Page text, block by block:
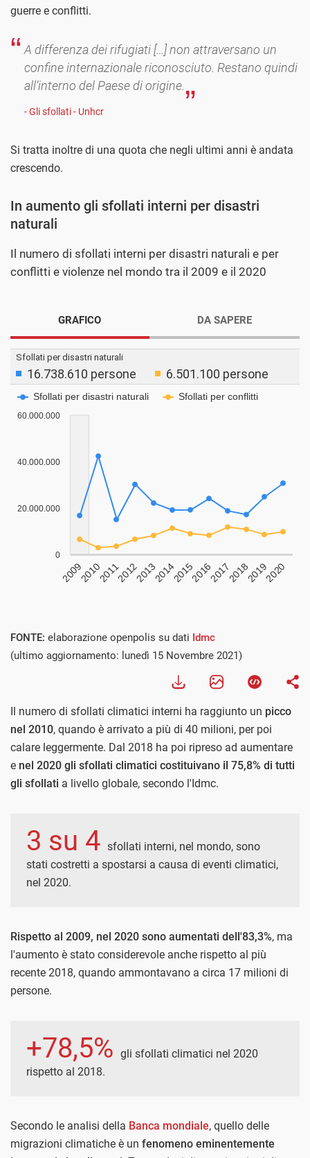
guerre e conflitti.
A differenza dei rifugiati […] non attraversano un
confine internazionale riconosciuto. Restano quindi
all’interno del Paese di origine.
- Gli sfollati - Unhcr
Si tratta inoltre di una quota che negli ultimi anni è andata
crescendo.
In aumento gli sfollati interni per disastri
naturali
Il numero di sfollati interni per disastri naturali e per
conflitti e violenze nel mondo tra il 2009 e il 2020
GRAFICO DA SAPERE
FONTE: elaborazione openpolis su dati Idmc
(ultimo aggiornamento: lunedì 15 Novembre 2021)
Il numero di sfollati climatici interni ha raggiunto un picco
nel 2010, quando è arrivato a più di 40 milioni, per poi
calare leggermente. Dal 2018 ha poi ripreso ad aumentare
e nel 2020 gli sfollati climatici costituivano il 75,8% di tutti
gli sfollati a livello globale, secondo l'Idmc.
3 su 4 sfollati interni, nel mondo, sono
stati costretti a spostarsi a causa di eventi climatici,
nel 2020.
Rispetto al 2009, nel 2020 sono aumentati dell'83,3%, ma
l'aumento è stato considerevole anche rispetto al più
recente 2018, quando ammontavano a circa 17 milioni di
persone.
+78,5% gli sfollati climatici nel 2020
rispetto al 2018.
Secondo le analisi della Banca mondiale, quello delle
migrazioni climatiche è un fenomeno eminentemente